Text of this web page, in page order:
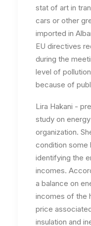
stat of art in
cars or other
imported in
EU directives
during the
level of
because of
Lira Hakani -
study on
organization.
condition some
identifying the
incomes.
a balance on
incomes of the
price
insulation and